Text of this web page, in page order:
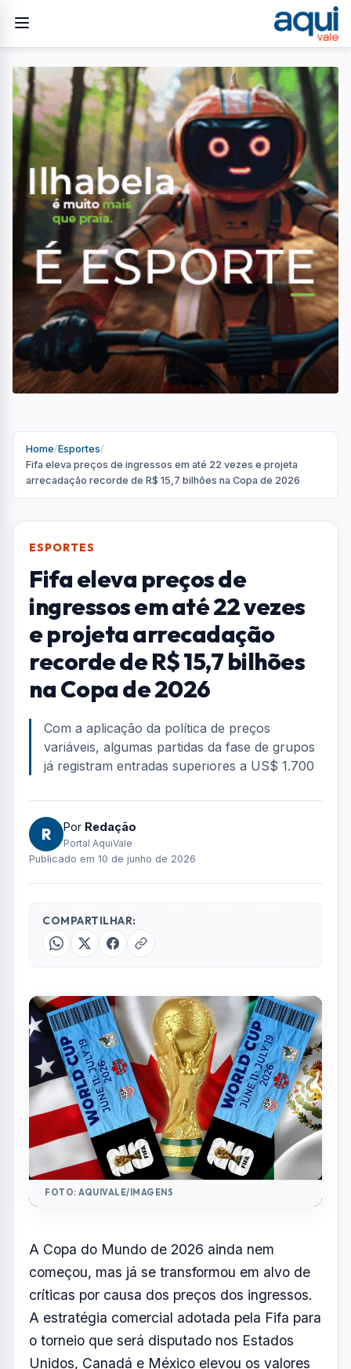
Home/Esportes/
Fifa eleva preços de ingressos em até 22 vezes e projeta
arrecadação recorde de R$ 15,7 bilhões na Copa de 2026
ESPORTES
Fifa eleva preços de
ingressos em até 22 vezes
e projeta arrecadação
na Copa de 2026
Com a aplicação da política de preços
variáveis, algumas partidas da fase de grupos
R Redação
Portal AquiVale
Publicado em 10 de junho de 2026
COMPARTILHAR:
FOTO: AQUIVALE/IMAGENS
A Copa do Mundo de 2026 ainda nem
começou, mas já se transformou em alvo de
críticas por causa dos preços dos ingressos.
A estratégia comercial adotada pela Fifa para
o torneio que será disputado nos Estados
Unidos, Canadá e México elevou os valores
das entradas com aumentos que chegam a
22 vezes em comparação com a Copa do
Catar, em 2022.
arrecadar cerca de R$ 15,7 bilhões com
bilheteria e pacotes de hospitalidade,
estabelecendo um novo recorde financeiro
para a competição.
Segundo informações publicadas pelo